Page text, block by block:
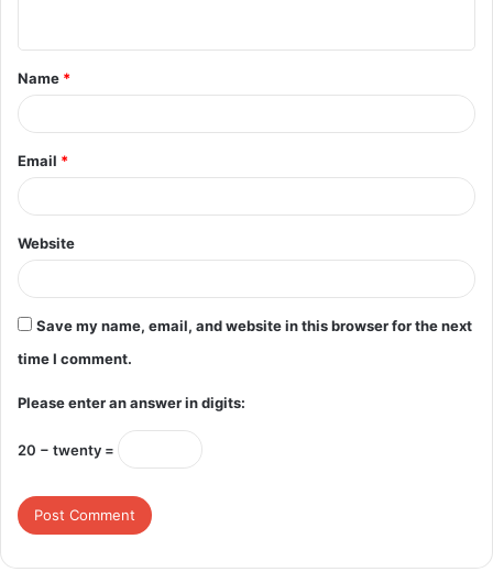
t
*
Name *
Email *
Website
Save my name, email, and website in this browser for the next
time I comment.
Please enter an answer in digits:
20 − twenty =